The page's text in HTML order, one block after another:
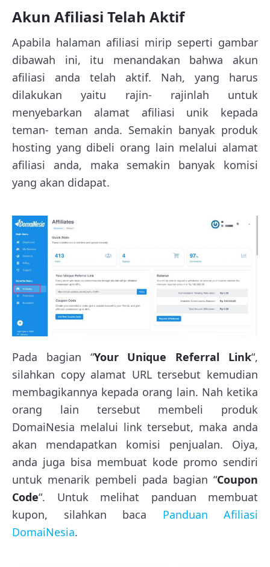
Akun Afiliasi Telah Aktif
Apabila halaman afiliasi mirip seperti gambar
dibawah ini, itu menandakan bahwa akun
afiliasi anda telah aktif. Nah, yang harus
dilakukan yaitu rajin- rajinlah untuk
menyebarkan alamat afiliasi unik kepada
teman- teman anda. Semakin banyak produk
hosting yang dibeli orang lain melalui alamat
afiliasi anda, maka semakin banyak komisi
yang akan didapat.
Pada bagian “Your Unique Referral Link“,
silahkan copy alamat URL tersebut kemudian
membagikannya kepada orang lain. Nah ketika
orang lain tersebut membeli produk
DomaiNesia melalui link tersebut, maka anda
akan mendapatkan komisi penjualan. Oiya,
anda juga bisa membuat kode promo sendiri
untuk menarik pembeli pada bagian “Coupon
Code“. Untuk melihat panduan membuat
kupon, silahkan baca Panduan Afiliasi
DomaiNesia.